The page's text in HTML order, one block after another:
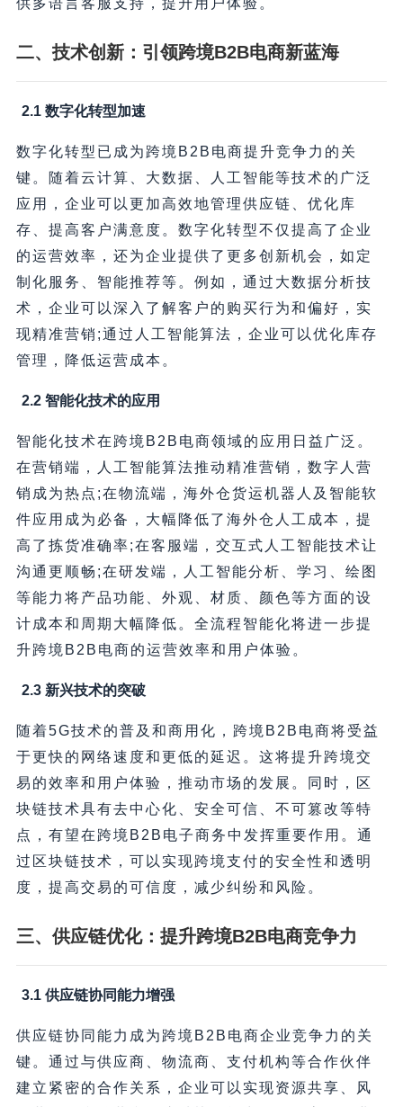
供多语言客服支持，提升用户体验。
二、技术创新：引领跨境B2B电商新蓝海
2.1 数字化转型加速
数字化转型已成为跨境B2B电商提升竞争力的关
键。随着云计算、大数据、人工智能等技术的广泛
应用，企业可以更加高效地管理供应链、优化库
存、提高客户满意度。数字化转型不仅提高了企业
的运营效率，还为企业提供了更多创新机会，如定
制化服务、智能推荐等。例如，通过大数据分析技
术，企业可以深入了解客户的购买行为和偏好，实
现精准营销;通过人工智能算法，企业可以优化库存
管理，降低运营成本。
2.2 智能化技术的应用
智能化技术在跨境B2B电商领域的应用日益广泛。
在营销端，人工智能算法推动精准营销，数字人营
销成为热点;在物流端，海外仓货运机器人及智能软
件应用成为必备，大幅降低了海外仓人工成本，提
高了拣货准确率;在客服端，交互式人工智能技术让
沟通更顺畅;在研发端，人工智能分析、学习、绘图
等能力将产品功能、外观、材质、颜色等方面的设
计成本和周期大幅降低。全流程智能化将进一步提
升跨境B2B电商的运营效率和用户体验。
2.3 新兴技术的突破
随着5G技术的普及和商用化，跨境B2B电商将受益
于更快的网络速度和更低的延迟。这将提升跨境交
易的效率和用户体验，推动市场的发展。同时，区
块链技术具有去中心化、安全可信、不可篡改等特
点，有望在跨境B2B电子商务中发挥重要作用。通
过区块链技术，可以实现跨境支付的安全性和透明
度，提高交易的可信度，减少纠纷和风险。
三、供应链优化：提升跨境B2B电商竞争力
3.1 供应链协同能力增强
供应链协同能力成为跨境B2B电商企业竞争力的关
键。通过与供应商、物流商、支付机构等合作伙伴
建立紧密的合作关系，企业可以实现资源共享、风